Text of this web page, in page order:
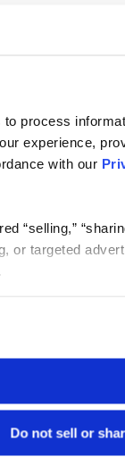
process
experience,
with our
“selling,”
or targeted
Do not sell or